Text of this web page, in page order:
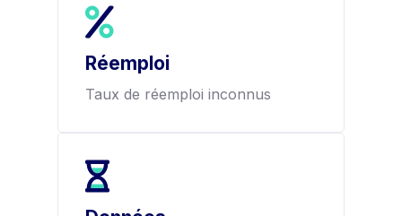
Réemploi
Taux de réemploi inconnus